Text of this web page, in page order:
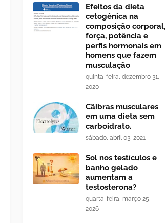
Efeitos da dieta
cetogênica na
composição corporal,
força, potência e
perfis hormonais em
homens que fazem
musculação
quinta-feira, dezembro 31,
2020
Cãibras musculares
em uma dieta sem
carboidrato.
sábado, abril 03, 2021
Sol nos testículos e
banho gelado
aumentam a
testosterona?
quarta-feira, março 25,
2026